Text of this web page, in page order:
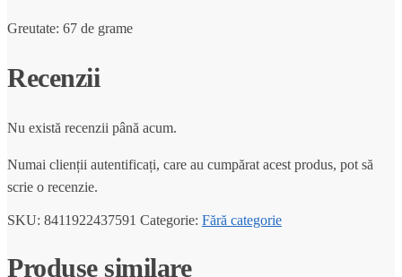
Greutate: 67 de grame
Recenzii
Nu există recenzii până acum.
Numai clienții autentificați, care au cumpărat acest produs, pot să
scrie o recenzie.
SKU: 8411922437591 Categorie: Fără categorie
Produse similare